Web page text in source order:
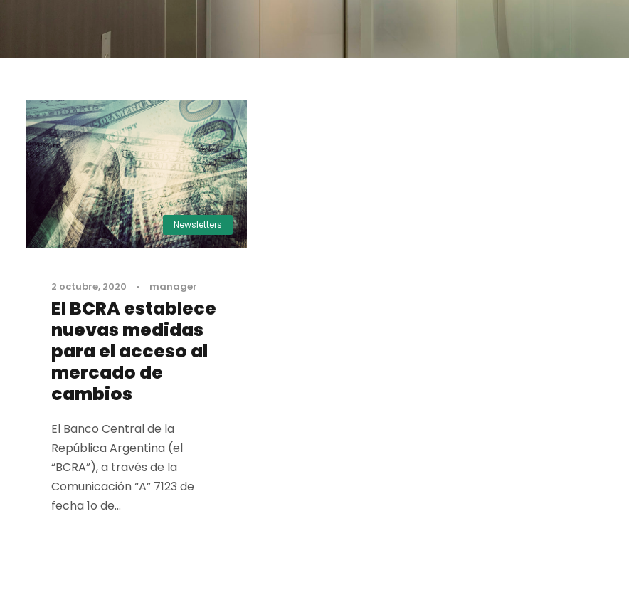
Newsletters
2 octubre, 2020 • manager
El BCRA establece
nuevas medidas
para el acceso al
mercado de
cambios
El Banco Central de la
República Argentina (el
“BCRA”), a través de la
Comunicación “A” 7123 de
fecha 1o de...